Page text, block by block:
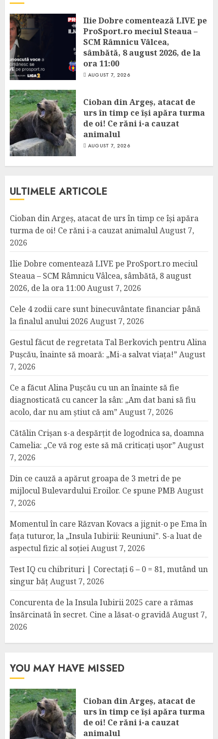
Ilie Dobre comentează LIVE pe
ProSport.ro meciul Steaua –
SCM Râmnicu Vâlcea,
sâmbătă, 8 august 2026, de la
ora 11:00
AUGUST 7, 2026
Cioban din Argeș, atacat de
urs în timp ce își apăra turma
de oi! Ce răni i-a cauzat
animalul
AUGUST 7, 2026
ULTIMELE ARTICOLE
Cioban din Argeș, atacat de urs în timp ce își apăra
turma de oi! Ce răni i-a cauzat animalulAugust 7,
2026
Ilie Dobre comentează LIVE pe ProSport.ro meciul
Steaua – SCM Râmnicu Vâlcea, sâmbătă, 8 august
2026, de la ora 11:00August 7, 2026
Cele 4 zodii care sunt binecuvântate financiar până
la finalul anului 2026 August 7, 2026
Gestul făcut de regretata Tal Berkovich pentru Alina
Pușcău, înainte să moară: „Mi-a salvat viața!” August
7, 2026
Ce a făcut Alina Pușcău cu un an înainte să fie
diagnosticată cu cancer la sân: „Am dat bani să fiu
acolo, dar nu am știut că am” August 7, 2026
Cătălin Crișan s-a despărțit de logodnica sa, doamna
Camelia: „Ce vă rog este să mă criticați ușor” August
7, 2026
Din ce cauză a apărut groapa de 3 metri de pe
mijlocul Bulevardului Eroilor. Ce spune PMB August
7, 2026
Momentul în care Răzvan Kovacs a jignit-o pe Ema în
fața tuturor, la „Insula Iubirii: Reuniuni”. S-a luat de
aspectul fizic al soțieiAugust 7, 2026
Test IQ cu chibrituri | Corectați 6 – 0 = 81, mutând un
singur bățAugust 7, 2026
Concurenta de la Insula Iubirii 2025 care a rămas
însărcinată în secret. Cine a lăsat-o gravidăAugust 7,
2026
YOU MAY HAVE MISSED
Cioban din Argeș, atacat de
urs în timp ce își apăra turma
de oi! Ce răni i-a cauzat
animalul